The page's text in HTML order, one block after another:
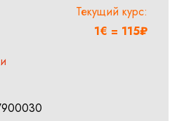
Текущий курс:
1€ = 115₽